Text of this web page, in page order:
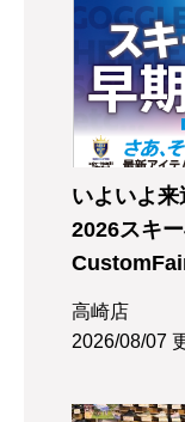
いよいよ
2026スキ
高崎店
2026/08/07